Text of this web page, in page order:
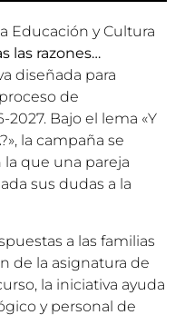
Educación y Cultura
las razones…
diseñada para
de
Bajo el lema «Y
la campaña se
la que una pareja
sus dudas a la
a las familias
de la asignatura de
la iniciativa ayuda
y personal de